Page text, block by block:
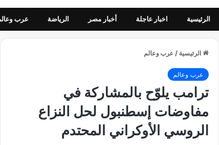
الرئيسية اخبار عاجلة أخبار مصر الرياضة عرب
الرئيسية / عرب وعالم
عرب وعالم
ترامب يلوّح بالمشاركة في
مفاوضات إسطنبول لحل النزاع
الروسي الأوكراني المحتدم